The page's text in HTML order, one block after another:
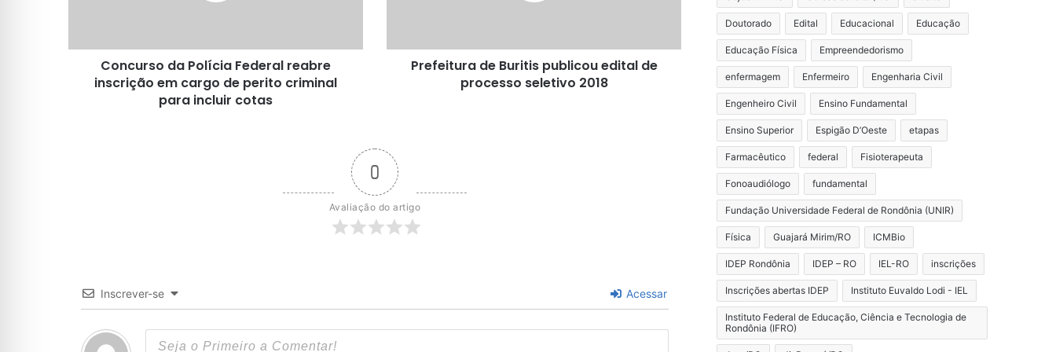
de
criminal
Concurso da Polícia Federal reabre
inscrição em cargo de perito criminal
para incluir cotas
2018
Prefeitura de Buritis publicou edital de
processo seletivo 2018
0
Avaliação do artigo
Inscrever-se Acessar
Doutorado Edital Educacional Educação
Educação Física Empreendedorismo
enfermagem Enfermeiro Engenharia Civil
Engenheiro Civil Ensino Fundamental
Ensino Superior Espigão D’Oeste etapas
Farmacêutico federal Fisioterapeuta
Fonoaudiólogo fundamental
Fundação Universidade Federal de Rondônia (UNIR)
Física Guajará Mirim/RO ICMBio
IDEP Rondônia IDEP – RO IEL-RO inscrições
Inscrições abertas IDEP Instituto Euvaldo Lodi - IEL
Instituto Federal de Educação, Ciência e Tecnologia de
Rondônia (IFRO)